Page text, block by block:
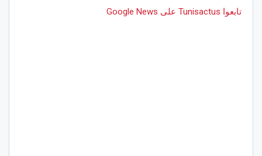
تابعوا Tunisactus على Google News